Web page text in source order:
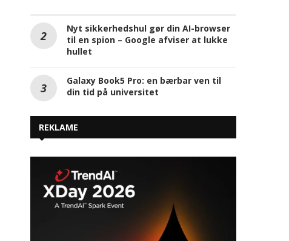
Nyt sikkerhedshul gør din AI-browser
til en spion – Google afviser at lukke
hullet
Galaxy Book5 Pro: en bærbar ven til
din tid på universitet
REKLAME